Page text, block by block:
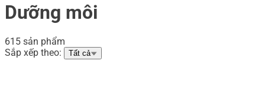
Dưỡng môi
615 sản phẩm
Sắp xếp theo:
Tất cả